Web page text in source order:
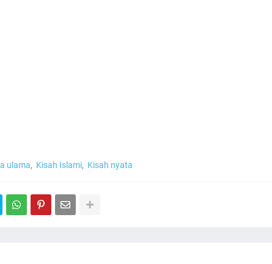
ulama Kisah Islami Kisah nyata